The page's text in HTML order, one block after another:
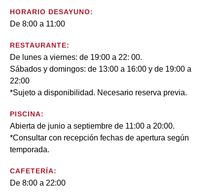
HORARIO DESAYUNO:
De 8:00 a 11:00
RESTAURANTE:
De lunes a viernes: de 19:00 a 22: 00.
Sábados y domingos: de 13:00 a 16:00 y de 19:00 a
22:00
*Sujeto a disponibilidad. Necesario reserva previa.
PISCINA:
Abierta de junio a septiembre de 11:00 a 20:00.
*Consultar con recepción fechas de apertura según
temporada.
CAFETERÍA:
De 8:00 a 22:00